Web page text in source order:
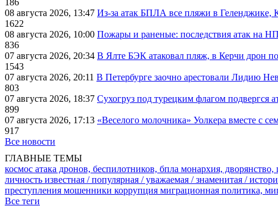
186
08 августа 2026, 13:47 Из-за атак БПЛА все пляжи в Геленджике,
1622
08 августа 2026, 10:00 Пожары и раненые: последствия атак на
836
07 августа 2026, 20:34 В Ялте БЭК атаковал пляж, в Керчи дрон
1543
07 августа 2026, 20:11 В Петербурге заочно арестовали Лидию
803
07 августа 2026, 18:37 Сухогруз под турецким флагом подвергся
899
07 августа 2026, 17:13 «Веселого молочника» Уолкера вместе с
917
Все новости
ГЛАВНЫЕ ТЕМЫ
космос атака дронов, беспилотников, бпла монархия, дворянство,
личность известная / популярная / уважаемая / знаменитая /
преступления мошенники коррупция миграционная политика,
Все теги